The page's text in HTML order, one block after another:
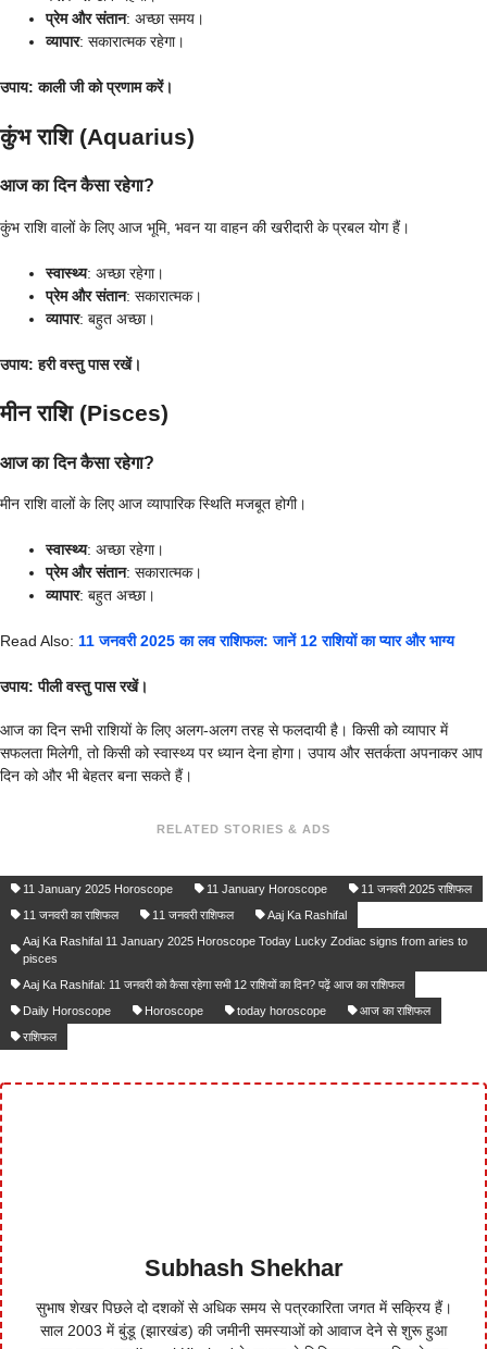
प्रेम और संतान: अच्छा समय।
व्यापार: सकारात्मक रहेगा।
उपाय: काली जी को प्रणाम करें।
कुंभ राशि (Aquarius)
आज का दिन कैसा रहेगा?
कुंभ राशि वालों के लिए आज भूमि, भवन या वाहन की खरीदारी के प्रबल योग हैं।
स्वास्थ्य: अच्छा रहेगा।
प्रेम और संतान: सकारात्मक।
व्यापार: बहुत अच्छा।
उपाय: हरी वस्तु पास रखें।
मीन राशि (Pisces)
आज का दिन कैसा रहेगा?
मीन राशि वालों के लिए आज व्यापारिक स्थिति मजबूत होगी।
स्वास्थ्य: अच्छा रहेगा।
प्रेम और संतान: सकारात्मक।
व्यापार: बहुत अच्छा।
Read Also: 11 जनवरी 2025 का लव राशिफल: जानें 12 राशियों का प्यार और भाग्य
उपाय: पीली वस्तु पास रखें।
आज का दिन सभी राशियों के लिए अलग-अलग तरह से फलदायी है। किसी को व्यापार में
सफलता मिलेगी, तो किसी को स्वास्थ्य पर ध्यान देना होगा। उपाय और सतर्कता अपनाकर आप
दिन को और भी बेहतर बना सकते हैं।
RELATED STORIES & ADS
11 January 2025 Horoscope 11 January Horoscope
11 जनवरी 2025 राशिफल
11 जनवरी का राशिफल
11 जनवरी राशिफल
Aaj Ka Rashifal
Aaj Ka Rashifal 11 January 2025 Horoscope Today Lucky Zodiac signs from aries to
pisces
Aaj Ka Rashifal: 11 जनवरी को कैसा रहेगा सभी 12 राशियों का दिन? पढ़ें आज का राशिफल
Daily Horoscope
Horoscope today horoscope
आज का राशिफल
राशिफल
Subhash Shekhar
सुभाष शेखर पिछले दो दशकों से अधिक समय से पत्रकारिता जगत में सक्रिय हैं।
साल 2003 में बुंडू (झारखंड) की जमीनी समस्याओं को आवाज देने से शुरू हुआ